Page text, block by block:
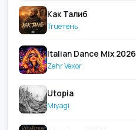
Как Талиб
Trueтень
Italian Dance Mix 2026
Zehr Vexor
Utopia
Miyagi